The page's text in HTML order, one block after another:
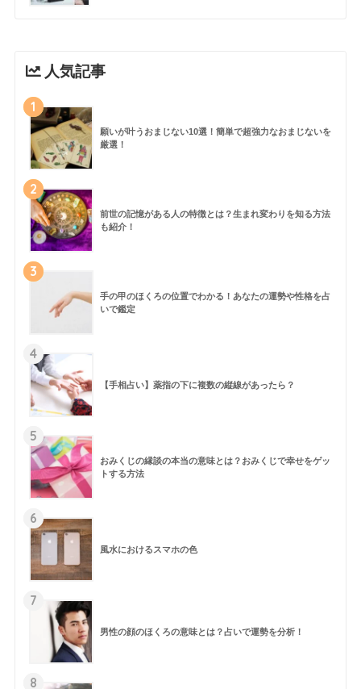
人気記事
1
願いが叶うおまじない10選！簡単で超強力なおまじないを
厳選！
2
前世の記憶がある人の特徴とは？生まれ変わりを知る方法
も紹介！
3
手の甲のほくろの位置でわかる！あなたの運勢や性格を占
いで鑑定
4
【手相占い】薬指の下に複数の縦線があったら？
5
おみくじの縁談の本当の意味とは？おみくじで幸せをゲッ
トする方法
6
風水におけるスマホの色
7
男性の顔のほくろの意味とは？占いで運勢を分析！
8